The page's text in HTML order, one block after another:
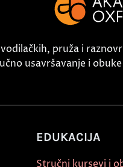
pruža i
usavršavanje i
EDUKACIJA
Stručni kursevi i